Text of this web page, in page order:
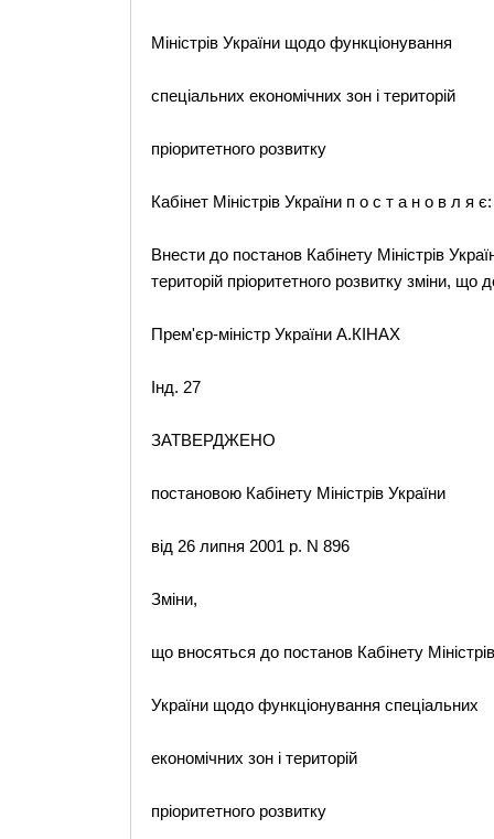
Міністрів України щодо функціонування
спеціальних економічних зон і територій
пріоритетного розвитку
Кабінет Міністрів України п о с т а н о в л я є:
Внести до постанов Кабінету Міністрів
територій пріоритетного розвитку зміни, що
Прем'єр-міністр України А.КІНАХ
Інд. 27
ЗАТВЕРДЖЕНО
постановою Кабінету Міністрів України
від 26 липня 2001 р. N 896
Зміни,
що вносяться до постанов Кабінету Міністрів
України щодо функціонування спеціальних
економічних зон і територій
пріоритетного розвитку